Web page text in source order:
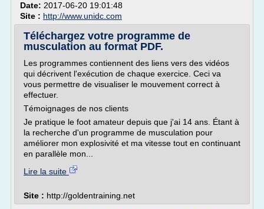
Date: 2017-06-20 19:01:48
Site : http://www.unidc.com
Téléchargez votre programme de
musculation au format PDF.
Les programmes contiennent des liens vers des vidéos
qui décrivent l'exécution de chaque exercice. Ceci va
vous permettre de visualiser le mouvement correct à
effectuer.
Témoignages de nos clients
Je pratique le foot amateur depuis que j'ai 14 ans. Étant à
la recherche d'un programme de musculation pour
améliorer mon explosivité et ma vitesse tout en continuant
en parallèle mon...
Lire la suite
Site : http://goldentraining.net